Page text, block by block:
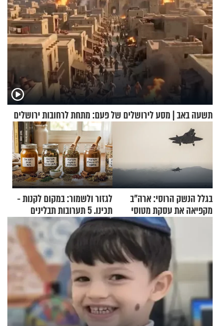
תשעה באב | מסע לירושלים של פעם: מתחת לרחובות ירושלים
בגלל הנשק הרוסי: ארה"ב
מקפיאה את עסקת מטוסי
הקרב לטורקיה
לגזור ולשמור: במקום לקנות -
תכינו. 5 תערובות תבלינים
שמתאימות להכל